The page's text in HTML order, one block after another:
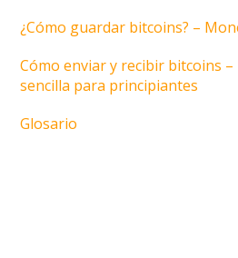
¿Cómo guardar bitcoins? –
Cómo enviar y recibir bitcoins –
sencilla para principiantes
Glosario